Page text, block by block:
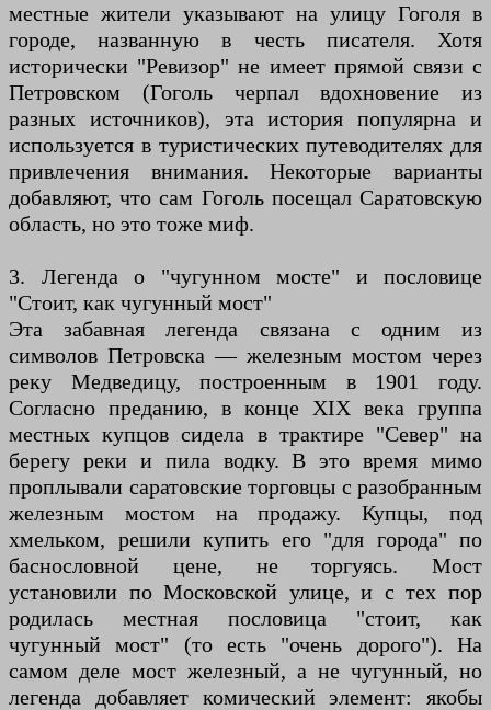
местные жители указывают на улицу Гоголя в
городе, названную в честь писателя. Хотя
исторически "Ревизор" не имеет прямой связи с
Петровском (Гоголь черпал вдохновение из
разных источников), эта история популярна и
используется в туристических путеводителях для
привлечения внимания. Некоторые варианты
добавляют, что сам Гоголь посещал Саратовскую
область, но это тоже миф.
3. Легенда о "чугунном мосте" и пословице
"Стоит, как чугунный мост"
Эта забавная легенда связана с одним из
символов Петровска — железным мостом через
реку Медведицу, построенным в 1901 году.
Согласно преданию, в конце XIX века группа
местных купцов сидела в трактире "Север" на
берегу реки и пила водку. В это время мимо
проплывали саратовские торговцы с разобранным
железным мостом на продажу. Купцы, под
хмельком, решили купить его "для города" по
баснословной цене, не торгуясь. Мост
установили по Московской улице, и с тех пор
родилась местная пословица "стоит, как
чугунный мост" (то есть "очень дорого"). На
самом деле мост железный, а не чугунный, но
легенда добавляет комический элемент: якобы